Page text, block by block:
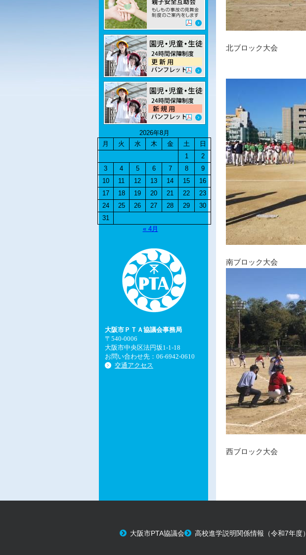
北ブロック大会
南ブロック大会
西ブロック大会
2026年8月
月
火 水 木 金 土
日
1
2
3
4 5 6 7 8
9
10
11 12 13 14 15
16
17
18 19 20 21 22
23
24
25 26 27 28 29
30
31
« 4月
大阪市ＰＴＡ協議会事務局
〒540-0006
大阪市中央区法円坂1-1-18
お問い合わせ先：06-6942-0610
交通アクセス
大阪市PTA協議会 高校進学説明関係情報（令和7年度）